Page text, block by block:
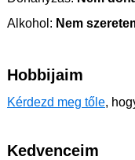
Alkohol: Nem
Hobbijaim
Kérdezd meg tőle,
Kedvenceim